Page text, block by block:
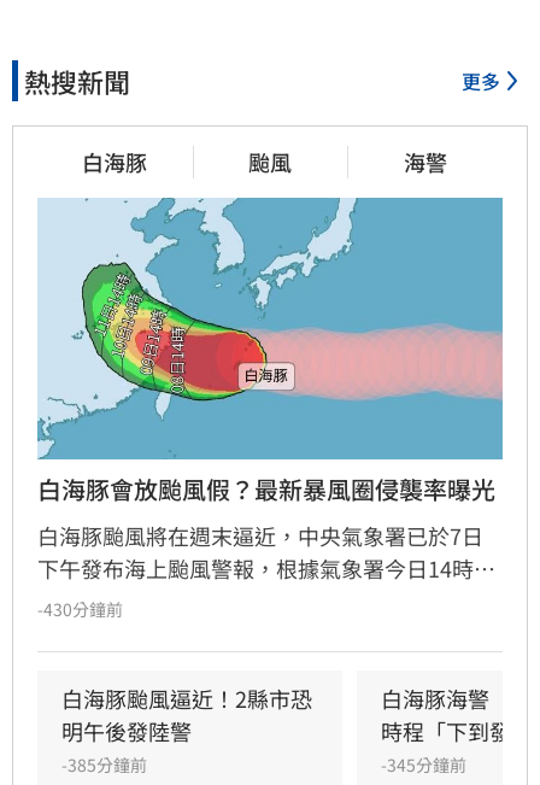
熱搜新聞 更多
白海豚 颱風 海警
白海豚會放颱風假？最新暴風圈侵襲率曝光
白海豚颱風將在週末逼近，中央氣象署已於7日
下午發布海上颱風警報，根據氣象署今日14時暴
風圈侵襲機率，目前機率最高的是連江縣達
-430分鐘前
白海豚颱風逼近！2縣市恐
明午後發陸警
-385分鐘前
白海豚海警　
時程「下到發紫
-345分鐘前